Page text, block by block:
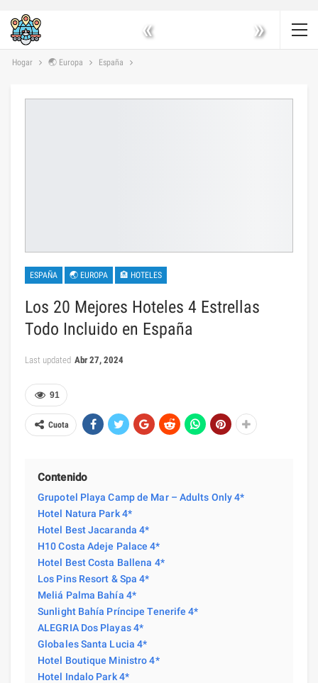
« »
Hogar 🌏 Europa España
ESPAÑA 🌏 EUROPA 🏨 HOTELES
Los 20 Mejores Hoteles 4 Estrellas
Todo Incluido en España
Last updated Abr 27, 2024
91
Cuota
Contenido
Grupotel Playa Camp de Mar – Adults Only 4*
Hotel Natura Park 4*
Hotel Best Jacaranda 4*
H10 Costa Adeje Palace 4*
Hotel Best Costa Ballena 4*
Los Pins Resort & Spa 4*
Meliá Palma Bahía 4*
Sunlight Bahía Príncipe Tenerife 4*
ALEGRIA Dos Playas 4*
Globales Santa Lucia 4*
Hotel Boutique Ministro 4*
Hotel Indalo Park 4*